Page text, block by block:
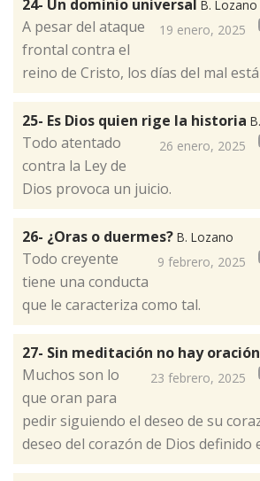
24- Un dominio universal B. Lozano
19 enero, 2025
A pesar del ataque
frontal contra el
reino de Cristo, los días del mal
25- Es Dios quien rige la historia
26 enero, 2025
Todo atentado
contra la Ley de
Dios provoca un juicio.
26- ¿Oras o duermes? B. Lozano
9 febrero, 2025
Todo creyente
tiene una conducta
que le caracteriza como tal.
27- Sin meditación no hay oración
23 febrero, 2025
Muchos son lo
que oran para
pedir siguiendo el deseo de su
deseo del corazón de Dios definido